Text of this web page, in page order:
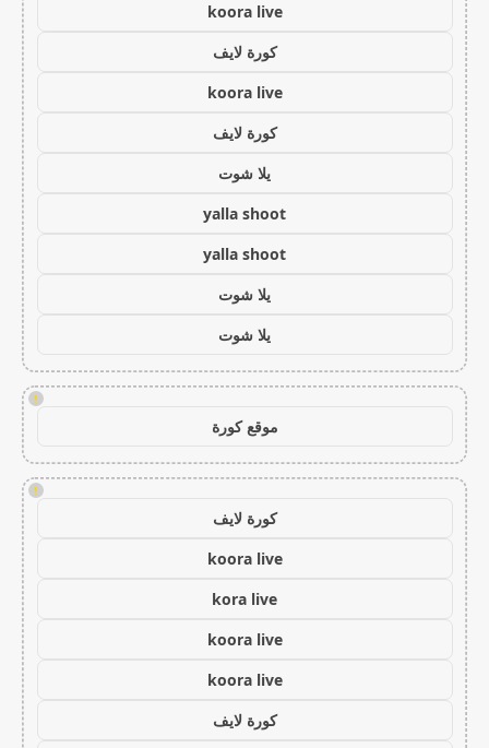
koora live
كورة لايف
koora live
كورة لايف
يلا شوت
yalla shoot
yalla shoot
يلا شوت
يلا شوت
!
موقع كورة
!
كورة لايف
koora live
kora live
koora live
koora live
كورة لايف